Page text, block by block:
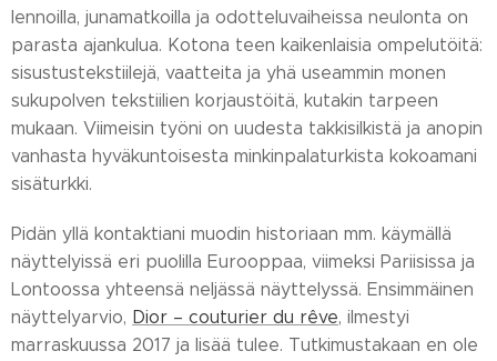
lennoilla, junamatkoilla ja odotteluvaiheissa neulonta on
parasta ajankulua. Kotona teen kaikenlaisia ompelutöitä:
sisustustekstiilejä, vaatteita ja yhä useammin monen
sukupolven tekstiilien korjaustöitä, kutakin tarpeen
mukaan. Viimeisin työni on uudesta takkisilkistä ja anopin
vanhasta hyväkuntoisesta minkinpalaturkista kokoamani
sisäturkki.
Pidän yllä kontaktiani muodin historiaan mm. käymällä
näyttelyissä eri puolilla Eurooppaa, viimeksi Pariisissa ja
Lontoossa yhteensä neljässä näyttelyssä. Ensimmäinen
näyttelyarvio, Dior – couturier du rêve, ilmestyi
marraskuussa 2017 ja lisää tulee. Tutkimustakaan en ole